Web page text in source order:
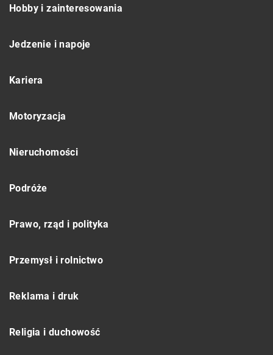
Hobby i zainteresowania
Jedzenie i napoje
Kariera
Motoryzacja
Nieruchomości
Podróże
Prawo, rząd i polityka
Przemysł i rolnictwo
Reklama i druk
Religia i duchowość